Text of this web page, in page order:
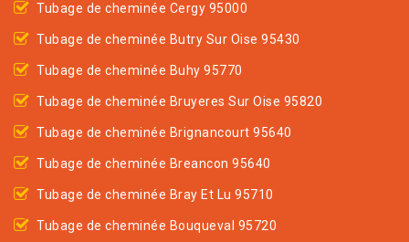
Tubage de cheminée Cergy 95000
Tubage de cheminée Butry Sur Oise 95430
Tubage de cheminée Buhy 95770
Tubage de cheminée Bruyeres Sur Oise 95820
Tubage de cheminée Brignancourt 95640
Tubage de cheminée Breancon 95640
Tubage de cheminée Bray Et Lu 95710
Tubage de cheminée Bouqueval 95720